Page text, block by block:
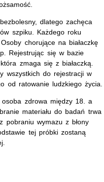
dlatego zachęca
szpiku. Każdego roku
chorujące na białaczkę
Rejestrując się w bazie
zmaga się z białaczką.
wszystkich do rejestracji w
od ratowanie ludzkiego życia.
zdrowa między 18. a
materiału do badań trwa
pobraniu wymazu z błony
tej próbki zostaną